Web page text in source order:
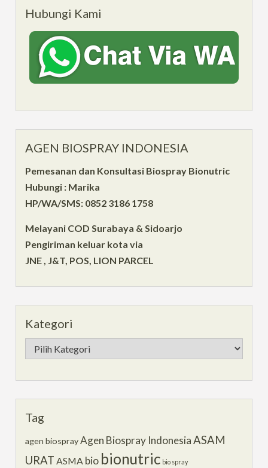
Hubungi Kami
AGEN BIOSPRAY INDONESIA
Pemesanan dan Konsultasi Biospray Bionutric
Hubungi : Marika
HP/WA/SMS: 0852 3186 1758
Melayani COD Surabaya & Sidoarjo
Pengiriman keluar kota via
JNE , J&T, POS, LION PARCEL
Kategori
Kategori
Tag
agen biosprayAgen Biospray Indonesia ASAM
URAT ASMA bio bionutric bio spray